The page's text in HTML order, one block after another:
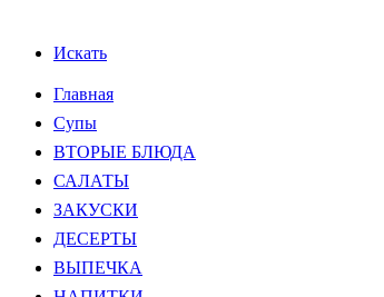
Искать
Главная
Супы
ВТОРЫЕ БЛЮДА
САЛАТЫ
ЗАКУСКИ
ДЕСЕРТЫ
ВЫПЕЧКА